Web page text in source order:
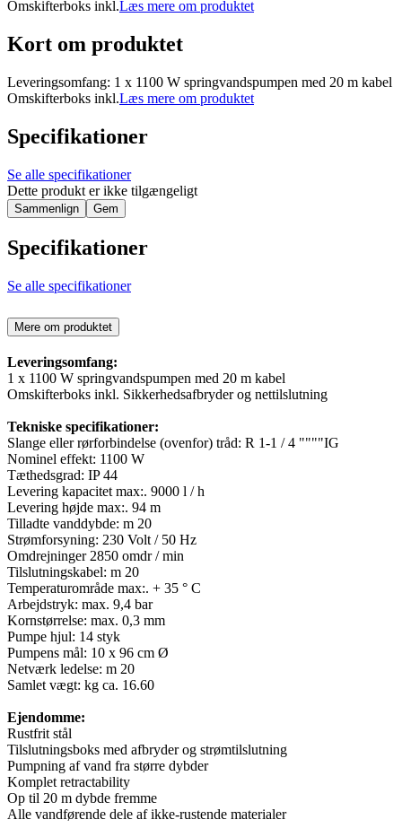
Omskifterboks inkl.Læs mere om produktet
Kort om produktet
Leveringsomfang: 1 x 1100 W springvandspumpen med 20 m kabel
Omskifterboks inkl.Læs mere om produktet
Specifikationer
Se alle specifikationer
Dette produkt er ikke tilgængeligt
Sammenlign Gem
Specifikationer
Se alle specifikationer
Mere om produktet
Leveringsomfang:
1 x 1100 W springvandspumpen med 20 m kabel
Omskifterboks inkl. Sikkerhedsafbryder og nettilslutning
Tekniske specifikationer:
Slange eller rørforbindelse (ovenfor) tråd: R 1-1 / 4 """"IG
Nominel effekt: 1100 W
Tæthedsgrad: IP 44
Levering kapacitet max:. 9000 l / h
Levering højde max:. 94 m
Tilladte vanddybde: m 20
Strømforsyning: 230 Volt / 50 Hz
Omdrejninger 2850 omdr / min
Tilslutningskabel: m 20
Temperaturområde max:. + 35 ° C
Arbejdstryk: max. 9,4 bar
Kornstørrelse: max. 0,3 mm
Pumpe hjul: 14 styk
Pumpens mål: 10 x 96 cm Ø
Netværk ledelse: m 20
Samlet vægt: kg ca. 16.60
Ejendomme:
Rustfrit stål
Tilslutningsboks med afbryder og strømtilslutning
Pumpning af vand fra større dybder
Komplet retractability
Op til 20 m dybde fremme
Alle vandførende dele af ikke-rustende materialer